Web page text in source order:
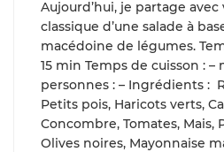
Aujourd’hui, je partage
classique d’une salade à
macédoine de légumes.
15 min Temps de cuisson :
personnes : – Ingrédients :
Petits pois, Haricots verts,
Concombre, Tomates, Mais,
Olives noires, Mayonnaise